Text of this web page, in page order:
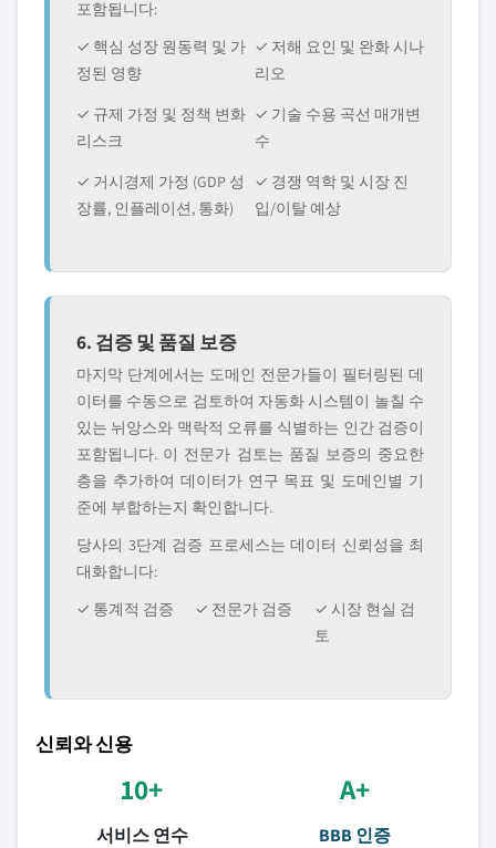
포함됩니다:
✓ 핵심 성장 원동력 및 가
정된 영향
✓ 저해 요인 및 완화 시나
리오
✓ 규제 가정 및 정책 변화
리스크
✓ 기술 수용 곡선 매개변
수
✓ 거시경제 가정 (GDP 성
장률, 인플레이션, 통화)
✓ 경쟁 역학 및 시장 진
입/이탈 예상
6. 검증 및 품질 보증
마지막 단계에서는 도메인 전문가들이 필터링된 데
이터를 수동으로 검토하여 자동화 시스템이 놀칠 수
있는 뉘앙스와 맥락적 오류를 식별하는 인간 검증이
포함됩니다. 이 전문가 검토는 품질 보증의 중요한
층을 추가하여 데이터가 연구 목표 및 도메인별 기
준에 부합하는지 확인합니다.
당사의 3단계 검증 프로세스는 데이터 신뢰성을 최
대화합니다:
✓ 통계적 검증
✓ 전문가 검증
✓ 시장 현실 검
토
신뢰와 신용
10+
서비스 연수
A+
BBB 인증